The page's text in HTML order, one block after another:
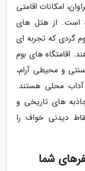
امکانات اقامتی
است. از هتل های
گردی که تجربه ای
اقامتگاه های بوم
و محیطی آرام،
محلی هستند.
های تاریخی و
دیدنی خواف را
شما